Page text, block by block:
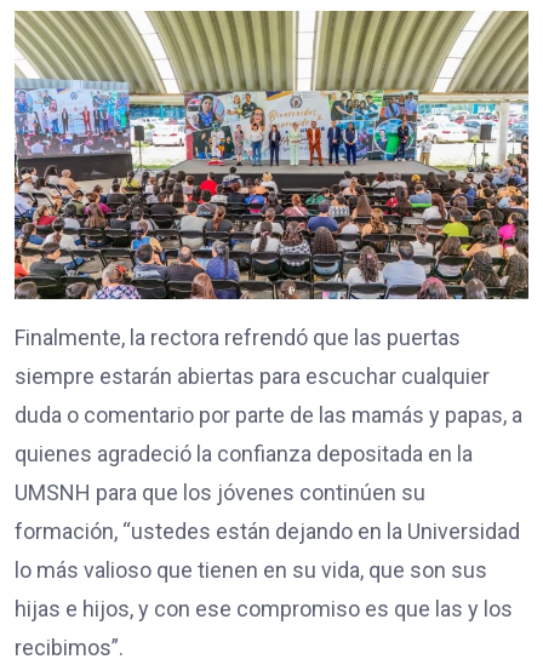
Finalmente, la rectora refrendó que las puertas
siempre estarán abiertas para escuchar cualquier
duda o comentario por parte de las mamás y papas, a
quienes agradeció la confianza depositada en la
UMSNH para que los jóvenes continúen su
formación, “ustedes están dejando en la Universidad
lo más valioso que tienen en su vida, que son sus
hijas e hijos, y con ese compromiso es que las y los
recibimos”.